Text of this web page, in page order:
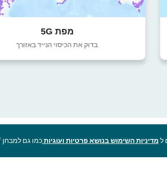
מפת 5G
בדוק את הכיסוי הנייד באזורך
מדיניות השימוש בנושא פרטיות ועוגיותכמו גם למבחן nPerf שלנו